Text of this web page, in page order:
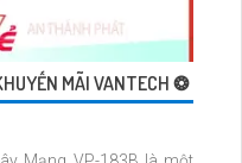
MÃI VANTECH ❂